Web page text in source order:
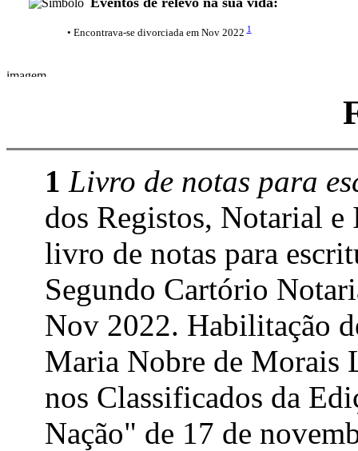
• Encontrava-se divorciada em Nov 20221
1 Livro de notas para
dos Registos, Notarial
livro de notas para
Segundo Cartório
Nov 2022. Habilitação
Maria Nobre de Morais
nos Classificados da
Nação" de 17 de